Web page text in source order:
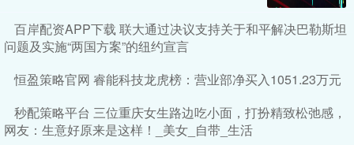
百岸配资APP下载 联大通过决议支持关于和平解决巴勒斯坦
问题及实施“两国方案”的纽约宣言
恒盈策略官网 睿能科技龙虎榜：营业部净买入1051.23万元
秒配策略平台 三位重庆女生路边吃小面，打扮精致松弛感，
网友：生意好原来是这样！_美女_自带_生活